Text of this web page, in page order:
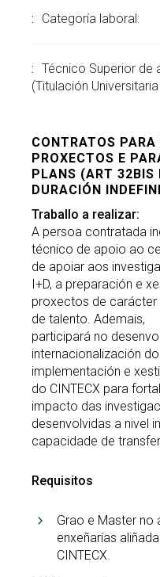
Categoría laboral:
Técnico Superior de
(Titulación
CONTRATOS
PROXECTOS E
PLANS (ART 32BIS
DURACIÓN
Traballo a realizar:
A persoa contratada
técnico de apoio ao
de apoiar aos
I+D, a preparación e
proxectos de carácter
de talento. Ademais,
participará no
internacionalización
implementación e
do CINTECX para
impacto das
desenvolvidas a nivel
capacidade de
Requisitos
Grao e Master no
enxeñarías
CINTECX.